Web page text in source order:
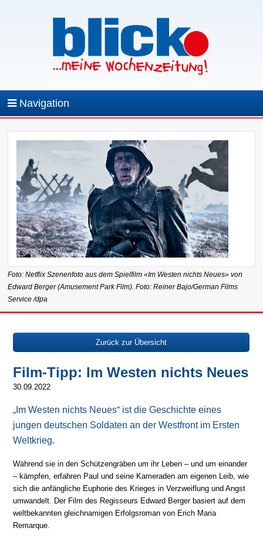
Navigation
Foto: Netflix Szenenfoto aus dem Spielfilm «Im Westen nichts Neues» von
Edward Berger (Amusement Park Film). Foto: Reiner Bajo/German Films
Service /dpa
Zurück zur Übersicht
Film-Tipp: Im Westen nichts Neues
30.09.2022
„Im Westen nichts Neues“ ist die Geschichte eines
jungen deutschen Soldaten an der Westfront im Ersten
Weltkrieg.
Während sie in den Schützengräben um ihr Leben – und um einander
– kämpfen, erfahren Paul und seine Kameraden am eigenen Leib, wie
sich die anfängliche Euphorie des Krieges in Verzweiflung und Angst
umwandelt. Der Film des Regisseurs Edward Berger basiert auf dem
weltbekannten gleichnamigen Erfolgsroman von Erich Maria
Remarque.